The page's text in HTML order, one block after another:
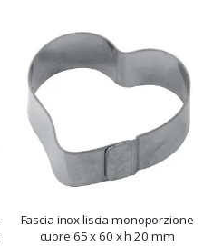
Fascia inox liscia monoporzione
cuore 65 x 60 x h 20 mm